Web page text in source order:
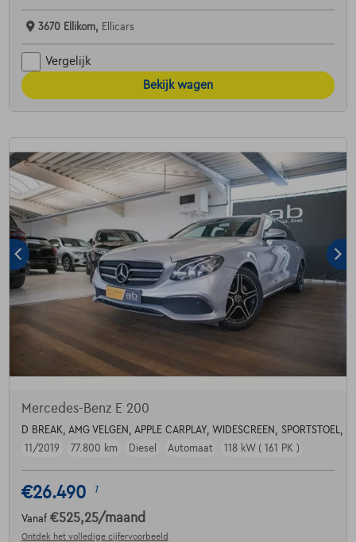
3670 Ellikom, Ellicars
Vergelijk
Bekijk wagen
Mercedes-Benz E 200
D BREAK, AMG VELGEN, APPLE CARPLAY, WIDESCREEN, SPORTSTOEL,
11/2019
77.800 km Diesel Automaat 118 kW ( 161 PK )
€26.490 1
Vanaf €525,25/maand
Ontdek het volledige cijfervoorbeeld